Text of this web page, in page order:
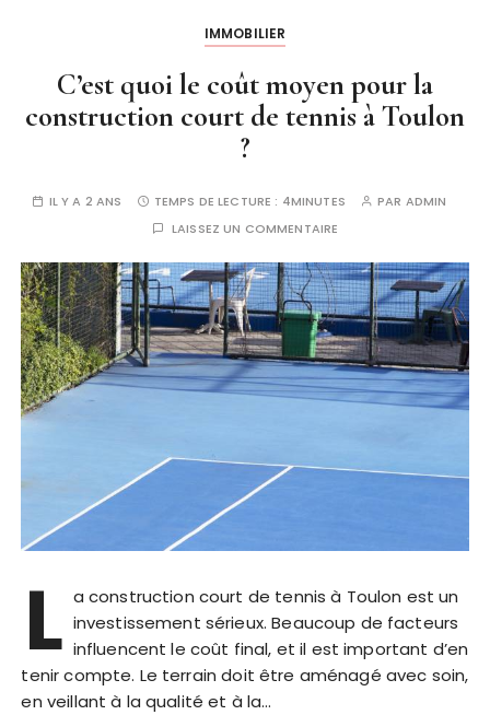
IMMOBILIER
C’est quoi le coût moyen pour la
construction court de tennis à Toulon
?
IL Y A 2 ANS TEMPS DE LECTURE : 4MINUTES PAR ADMIN
LAISSEZ UN COMMENTAIRE
L a construction court de tennis à Toulon est un
investissement sérieux. Beaucoup de facteurs
influencent le coût final, et il est important d’en
tenir compte. Le terrain doit être aménagé avec soin,
en veillant à la qualité et à la…